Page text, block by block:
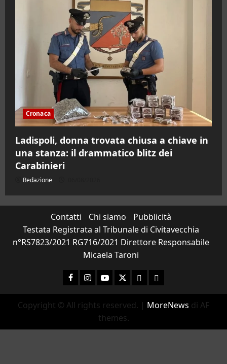
Cronaca
Ladispoli, donna trovata chiusa a chiave in
una stanza: il drammatico blitz dei
Carabinieri
Redazione
Contatti Chi siamo
Pubblicità
Testata Registrata al Tribunale di Civitavecchia
n°RS7823/2021 RG716/2021 Direttore Responsabile
Micaela Taroni
Facebook
Instagram
YouTubeTwitterEmailEnte Parco
Copyright © All rights reserved. | MoreNews di AF
themes.